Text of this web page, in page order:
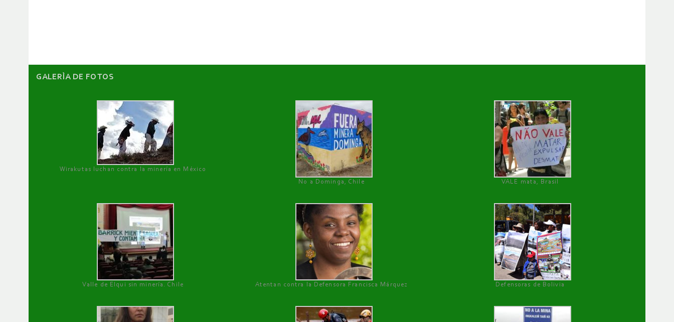
GALERÌA DE FOTOS
Wirakutas luchan contra la minería en México
No a Dominga, Chile
VALE mata, Brasil
Valle de Elqui sin minería. Chile Atentan contra la Defensora Francisca Márquez Defensoras de Bolivia